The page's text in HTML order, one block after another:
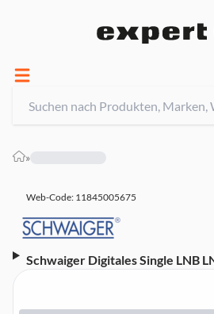
»
Web-Code: 11845005675
Schwaiger Digitales Single LNB